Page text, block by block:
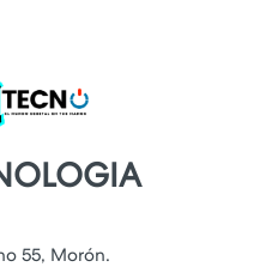
55, Morón.